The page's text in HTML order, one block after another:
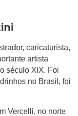
caricaturista,
artista
século XIX. Foi
no Brasil, foi
Vercelli, no norte